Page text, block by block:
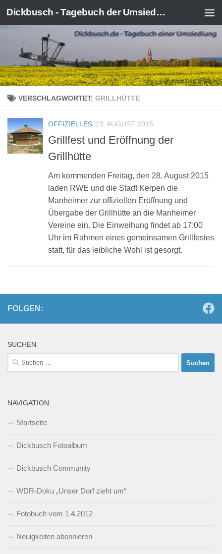
Zum Inhalt springen Dickbusch - Tagebuch der Umsiedlung von Kerpen-Manheim
VERSCHLAGWORTET: GRILLHÜTTE
OFFIZIELLES 23. AUGUST 2015
Grillfest und Eröffnung der
Grillhütte
Am kommenden Freitag, den 28. August 2015
laden RWE und die Stadt Kerpen die
Manheimer zur offiziellen Eröffnung und
Übergabe der Grillhütte an die Manheimer
Vereine ein. Die Einweihung findet ab 17:00
Uhr im Rahmen eines gemeinsamen Grillfestes
statt, für das leibliche Wohl ist gesorgt.
FOLGEN:
SUCHEN
Suchen
nach:
NAVIGATION
Startseite
Dickbusch Fotoalbum
Dickbusch Community
WDR-Doku „Unser Dorf zieht um“
Fotobuch vom 1.4.2012
Neuigkeiten abonnieren